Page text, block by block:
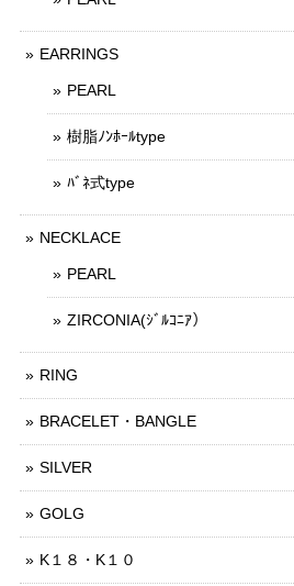
EARRINGS
PEARL
樹脂ﾉﾝﾎｰﾙtype
ﾊﾞﾈ式type
NECKLACE
PEARL
ZIRCONIA(ｼﾞﾙｺﾆｱ）
RING
BRACELET・BANGLE
SILVER
GOLG
K１８・K１０